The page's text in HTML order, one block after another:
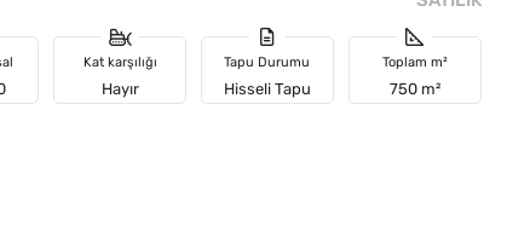
Kat karşılığı
Hayır
Tapu Durumu
Hisseli Tapu
Toplam m²
750 m²